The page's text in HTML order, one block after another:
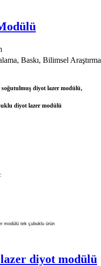
Baskı, Bilimsel Araştırma
diyot lazer modülü,
diyot lazer modülü
:
diyot modülü